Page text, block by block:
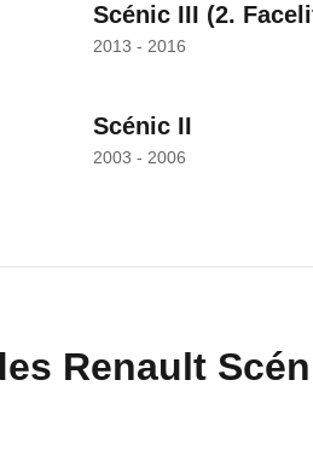
Scénic III (2.
2013 - 2016
Scénic II
2003 - 2006
Renault